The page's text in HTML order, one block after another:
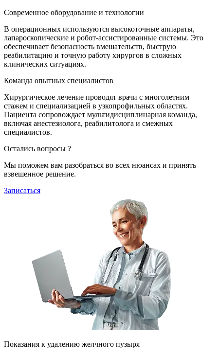
Современное оборудование и технологии
В операционных используются высокоточные аппараты,
лапароскопические и робот-ассистированные системы. Это
обеспечивает безопасность вмешательств, быструю
реабилитацию и точную работу хирургов в сложных
клинических ситуациях.
Команда опытных специалистов
Хирургическое лечение проводят врачи с многолетним
стажем и специализацией в узкопрофильных областях.
Пациента сопровождает мультидисциплинарная команда,
включая анестезиолога, реабилитолога и смежных
специалистов.
Остались вопросы ?
Мы поможем вам разобраться во всех нюансах и принять
взвешенное решение.
Записаться
Показания к удалению желчного пузыря